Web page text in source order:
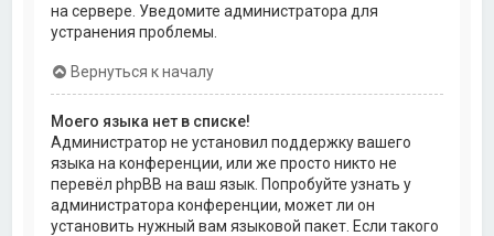
на сервере. Уведомите администратора для
устранения проблемы.
Вернуться к началу
Моего языка нет в списке!
Администратор не установил поддержку вашего
языка на конференции, или же просто никто не
перевёл phpBB на ваш язык. Попробуйте узнать у
администратора конференции, может ли он
установить нужный вам языковой пакет. Если такого